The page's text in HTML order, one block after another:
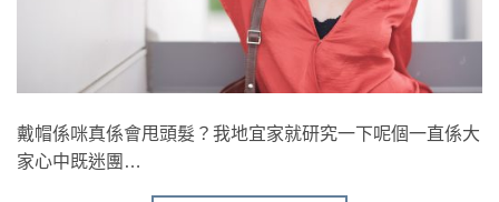
戴帽係咪真係會甩頭髮？我地宜家就研究一下呢個一直係大
家心中既迷團…